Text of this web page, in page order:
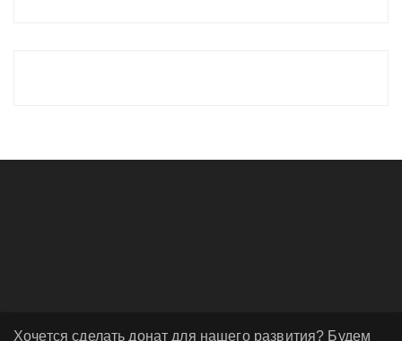
Хочется сделать донат для нашего развития? Будем